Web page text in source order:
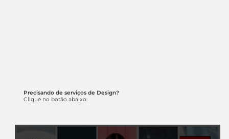
Precisando de serviços de Design?
Clique no botão abaixo: